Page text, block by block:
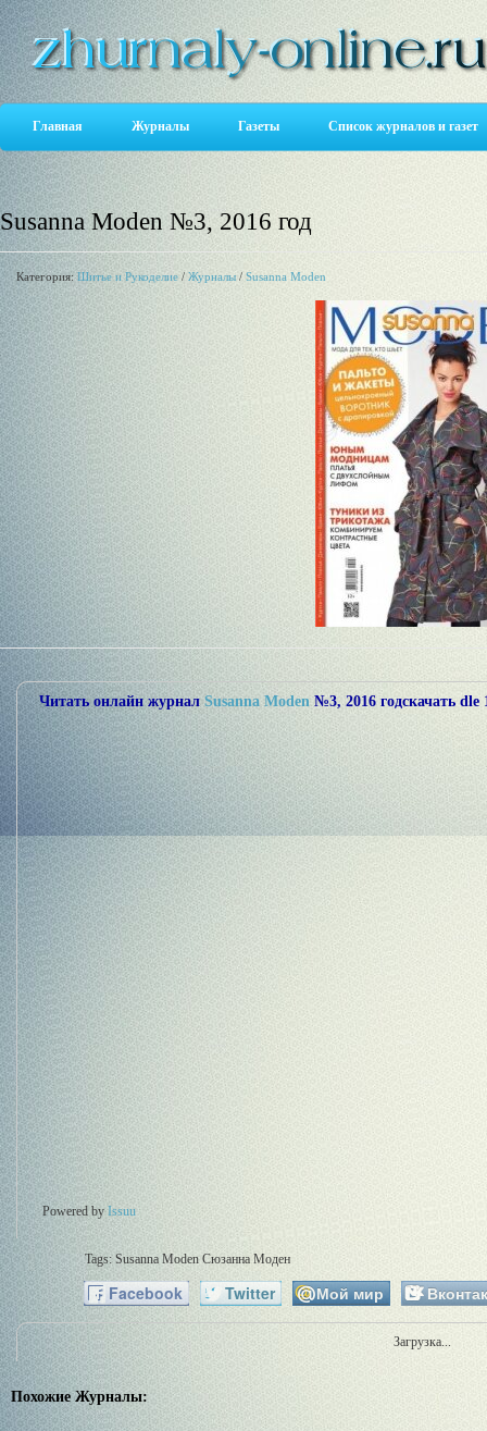
Главная Журналы Газеты Список журналов и газет
Susanna Moden №3, 2016 год
Категория:Шитье и Рукоделие / Журналы/ Susanna Moden
Читать онлайн журнал Susanna Moden№3, 2016 годскачать dle
Powered byIssuu
Tags:Susanna Moden Сюзанна Моден
Facebook Twitter Мой мир
Загрузка...
Похожие Журналы: